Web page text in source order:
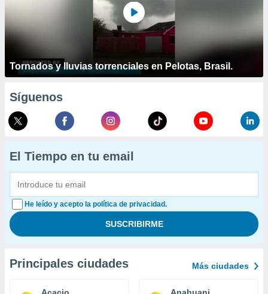
Tornados y lluvias torrenciales en Pelotas, Brasil.
Síguenos
El Tiempo en tu email
He leído y acepto la política de privacidad.
Principales ciudades Más ciudades